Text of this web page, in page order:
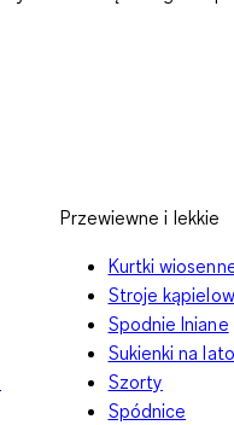
Przewiewne i lekkie
Kurtki
Stroje
Spodnie lniane
Sukienki na lato
Szorty
Spódnice